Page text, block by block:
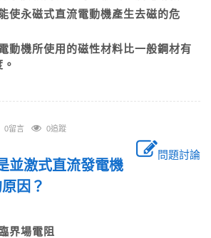
使永磁式直流電動機產生去磁的危
動機所使用的磁性材料比一般鋼材有
0留言 0追蹤
問題討論
並激式直流發電機
原因？
界場電阻